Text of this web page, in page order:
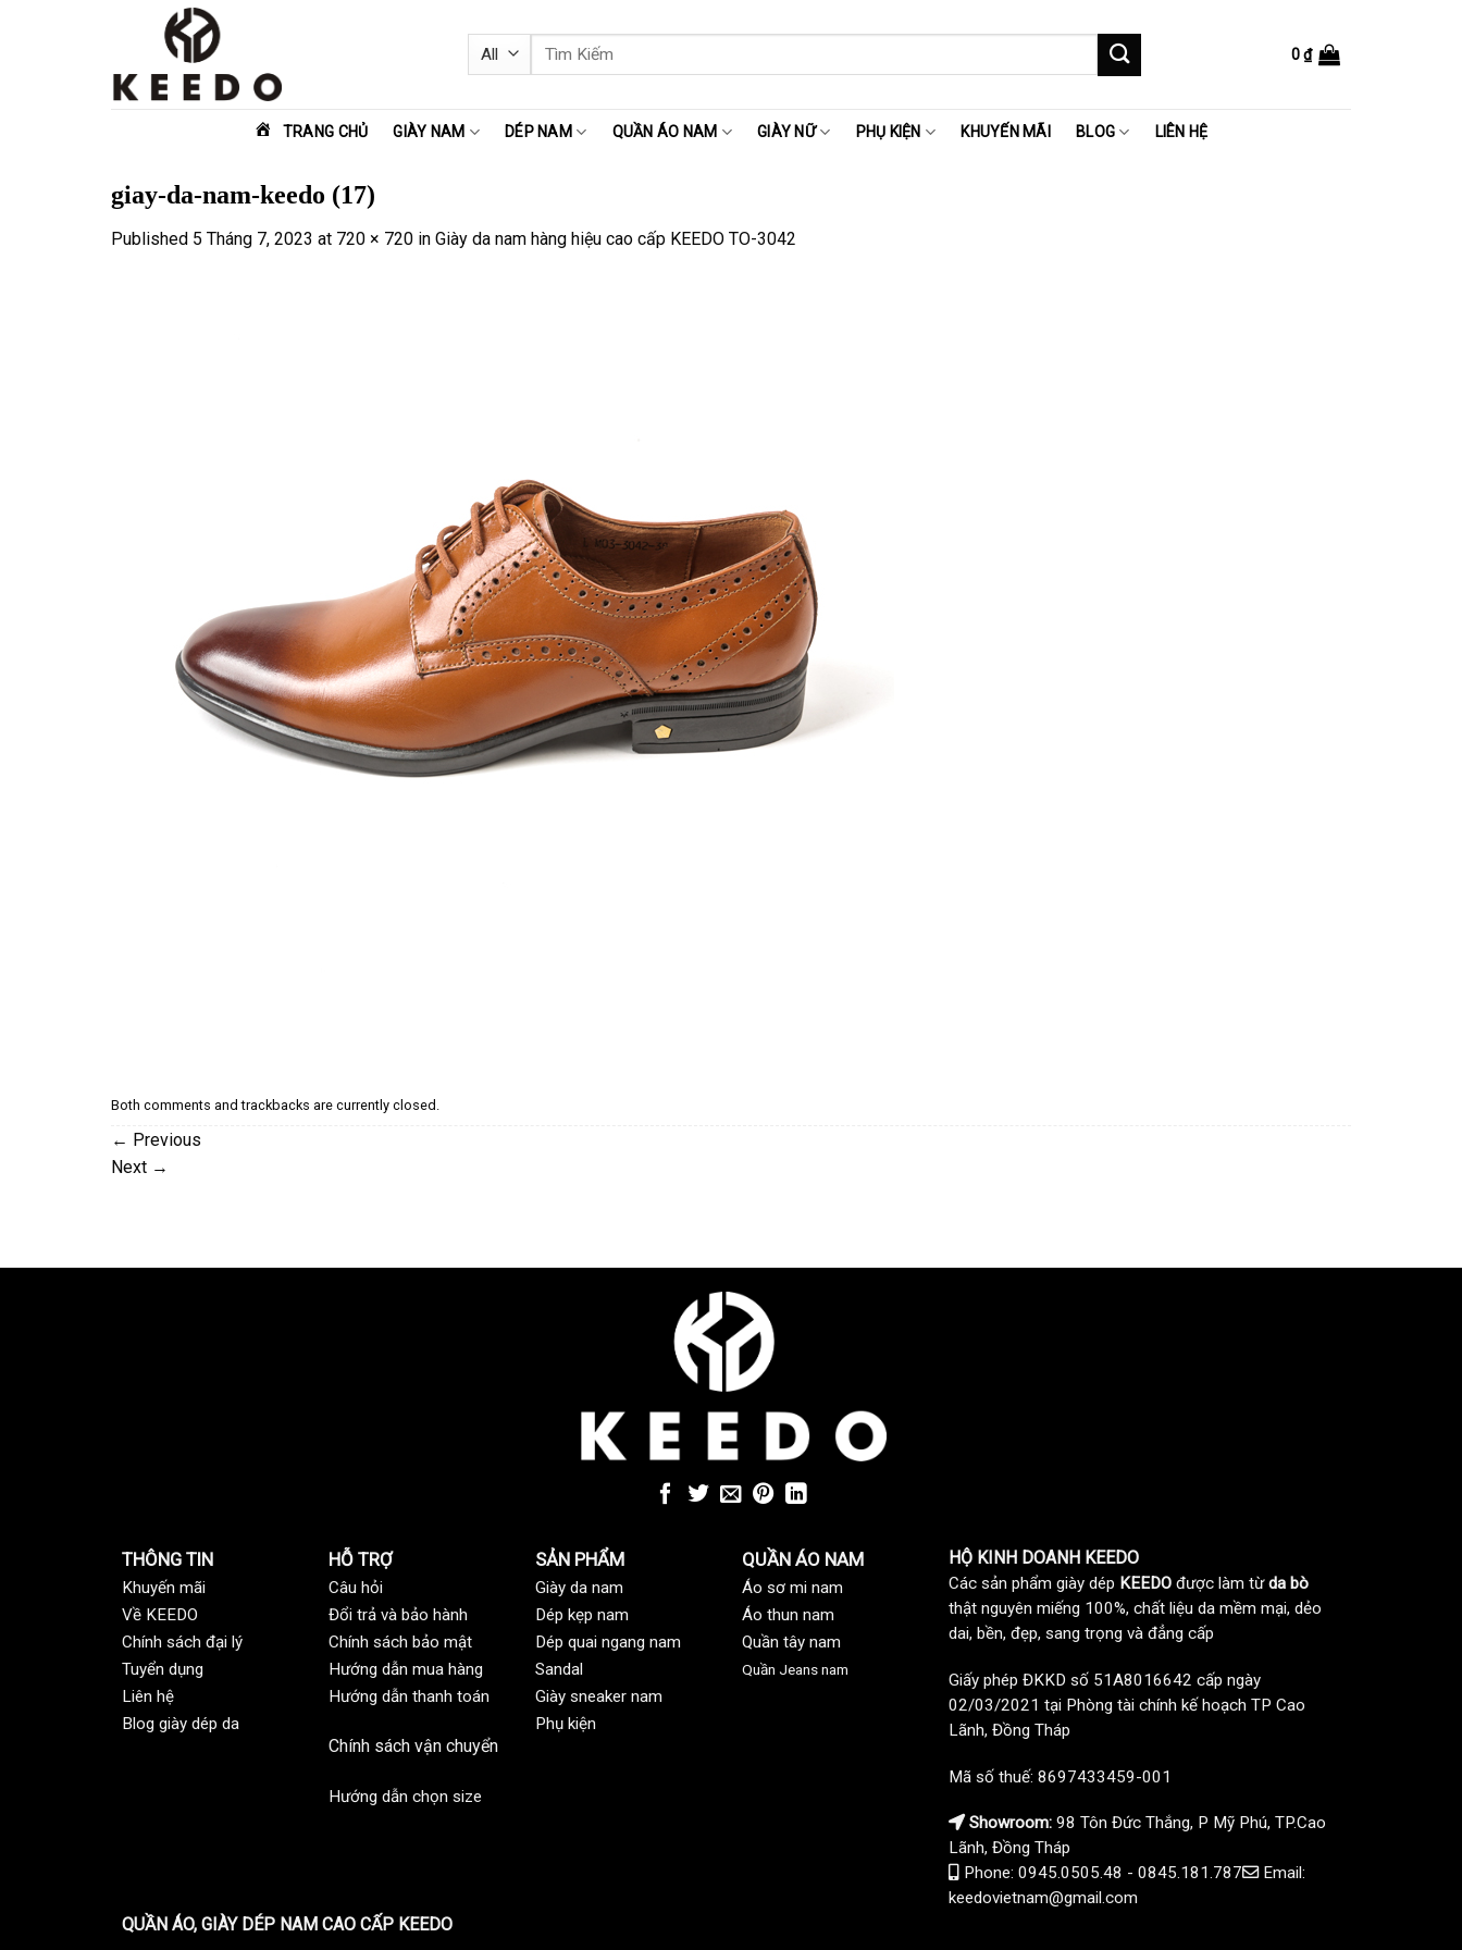
Tìm
kiếm:
0₫
TRANG CHỦ GIÀY NAM DÉP NAM QUẦN ÁO NAM GIÀY NỮ PHỤ KIỆN KHUYẾN MÃI BLOG LIÊN HỆ
giay-da-nam-keedo (17)
Published 5 Tháng 7, 2023 at 720 × 720 in Giày da nam hàng hiệu cao cấp KEEDO TO-3042
Both comments and trackbacks are currently closed.
← Previous
Next →
THÔNG TIN
Khuyến mãi
Về KEEDO
Chính sách đại lý
Tuyển dụng
Liên hệ
Blog giày dép da
HỖ TRỢ
Câu hỏi
Đổi trả và bảo hành
Chính sách bảo mật
Hướng dẫn mua hàng
Hướng dẫn thanh toán
Chính sách vận chuyển
Hướng dẫn chọn size
SẢN PHẨM
Giày da nam
Dép kẹp nam
Dép quai ngang nam
Sandal
Giày sneaker nam
Phụ kiện
QUẦN ÁO NAM
Áo sơ mi nam
Áo thun nam
Quần tây nam
Quần Jeans nam
HỘ KINH DOANH KEEDO
Các sản phẩm giày dép KEEDO được làm từda bò
thật nguyên miếng 100%, chất liệu da mềm mại, dẻo
dai, bền, đẹp, sang trọng và đẳng cấp
Giấy phép ĐKKD số 51A8016642 cấp ngày
02/03/2021 tại Phòng tài chính kế hoạch TP Cao
Lãnh, Đồng Tháp
Mã số thuế: 8697433459-001
Showroom: 98 Tôn Đức Thắng, P Mỹ Phú, TP.Cao
Lãnh, Đồng Tháp
Phone: 0945.0505.48 - 0845.181.787
Email:
keedovietnam@gmail.com
QUẦN ÁO, GIÀY DÉP NAM CAO CẤP KEEDO